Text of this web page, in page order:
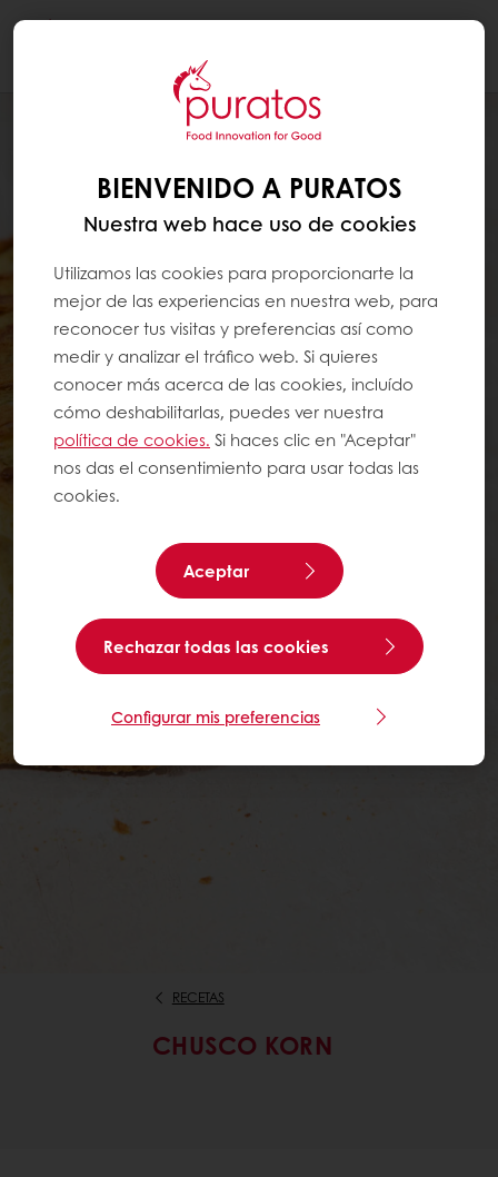
RECETAS
CHUSCO KORN
BIENVENIDO A PURATOS
Nuestra web hace uso de cookies
Utilizamos las cookies para proporcionarte la
mejor de las experiencias en nuestra web, para
reconocer tus visitas y preferencias así como
medir y analizar el tráfico web. Si quieres
conocer más acerca de las cookies, incluído
cómo deshabilitarlas, puedes ver nuestra
política de cookies. Si haces clic en "Aceptar"
nos das el consentimiento para usar todas las
cookies.
Aceptar
Rechazar todas las cookies
Configurar mis preferencias